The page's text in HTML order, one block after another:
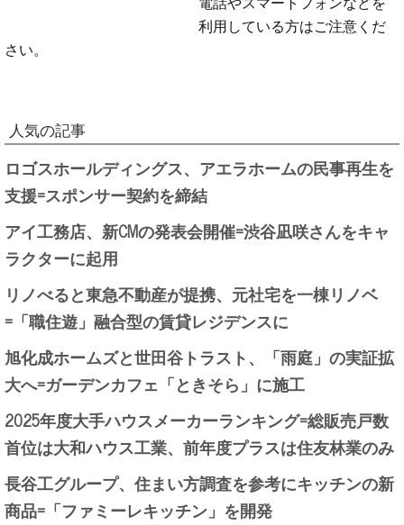
利用している方はご注意くだ
さい。
人気の記事
ロゴスホールディングス、アエラホームの民事再生を
支援=スポンサー契約を締結
アイ工務店、新CMの発表会開催=渋谷凪咲さんをキャ
ラクターに起用
リノべると東急不動産が提携、元社宅を一棟リノベ
=「職住遊」融合型の賃貸レジデンスに
旭化成ホームズと世田谷トラスト、「雨庭」の実証拡
大へ=ガーデンカフェ「ときそら」に施工
2025年度大手ハウスメーカーランキング=総販売戸数
首位は大和ハウス工業、前年度プラスは住友林業のみ
長谷工グループ、住まい方調査を参考にキッチンの新
商品=「ファミーレキッチン」を開発